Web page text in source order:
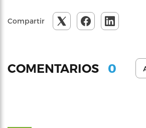
Compartir
COMENTARIOS 0